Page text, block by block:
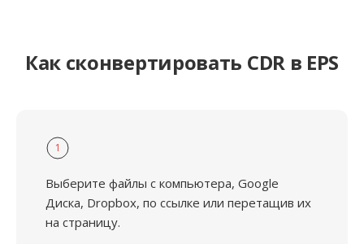
Как сконвертировать CDR в EPS
1
Выберите файлы с компьютера, Google
Диска, Dropbox, по ссылке или перетащив их
на страницу.